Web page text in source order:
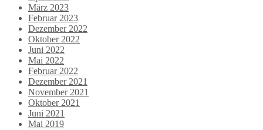
März 2023
Februar 2023
Dezember 2022
Oktober 2022
Juni 2022
Mai 2022
Februar 2022
Dezember 2021
November 2021
Oktober 2021
Juni 2021
Mai 2019